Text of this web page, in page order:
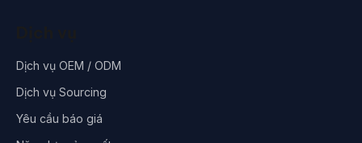
Dịch vụ OEM / ODM
Dịch vụ Sourcing
Yêu cầu báo giá